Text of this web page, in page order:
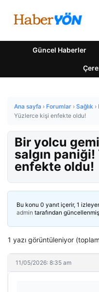
Güncel Haberler
Ana sayfa › Forumlar › Sağlık ›
Yüzlerce kişi enfekte oldu!
Bir yolcu
salgın
enfekte oldu!
Bu konu 0 yanıt içerir, 1
admin tarafından
1 yazı görüntüleniyor
11/05/2026: 8:35 am